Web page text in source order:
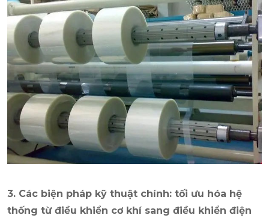
3. Các biện pháp kỹ thuật chính: tối ưu hóa hệ
thống từ điều khiển cơ khí sang điều khiển điện